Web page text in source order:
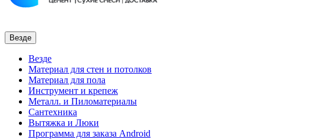
Везде
Везде
Материал для стен и потолков
Материал для пола
Инструмент и крепеж
Металл. и Пиломатериалы
Сантехника
Вытяжка и Люки
Программа для заказа Android